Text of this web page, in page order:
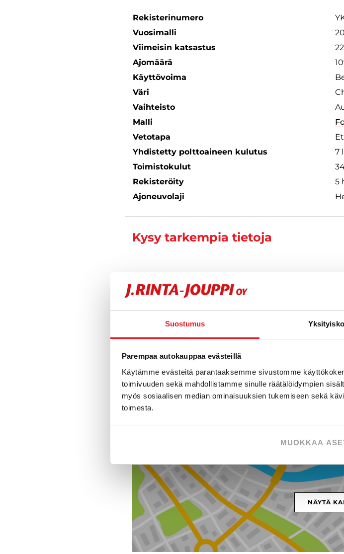
Suostumus
Parempaa autokauppaa evästeillä
Käytämme evästeitä parantaaksemme sivustomme
toimivuuden sekä mahdollistamme sinulle räätälöidympien
myös sosiaalisen median ominaisuuksien tukemiseen sekä
toimesta.
MUOKKAA
Rekisterinumero
Vuosimalli
Viimeisin katsastus
Ajomäärä
Käyttövoima
Väri
Vaihteisto
Malli
Vetotapa
Yhdistetty polttoaineen kulutus
7
Toimistokulut
Rekisteröity
5
Ajoneuvolaji
Kysy tarkempia tietoja
Varustelu
Tekniset tiedot
Toimipiste
NÄYTÄ